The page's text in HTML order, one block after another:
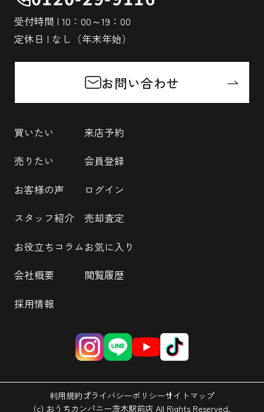
受付時間 | 10：00～19：00
定休日 | なし（年末年始）
お問い合わせ
買いたい
売りたい
お客様の声
スタッフ紹介
お役立ちコラム
会社概要
採用情報
来店予約
会員登録
ログイン
売却査定
お気に入り
閲覧履歴
利用規約プライバシーポリシーサイトマップ
(c) おうちカンパニー茨木駅前店 All Rights Reserved.